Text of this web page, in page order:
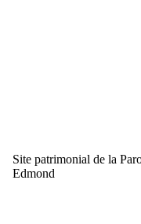
Site patrimonial de la
Edmond